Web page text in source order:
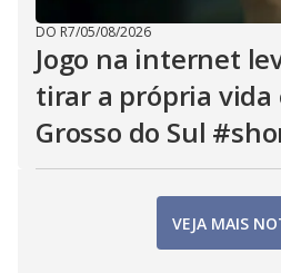
DO R7/05/08/2026
Jogo na internet
tirar a própria vida
Grosso do Sul
VEJA MAIS